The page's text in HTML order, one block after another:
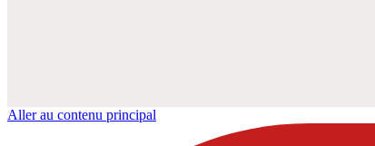
Aller au contenu principal